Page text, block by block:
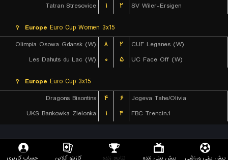
Tatran Stresovice
۱ ۲ SV Wiler-Ersigen
Europe Euro Cup Women 3x15
Olimpia Osowa Gdansk (W)
۸ ۲
CUF Leganes (W)
Les Dahuts du Lac (W)
۰ ۵ UC Face Off (W)
Europe Euro Cup 3x15
Dragons Bisontins
۴ ۶
Jogeva Tahe/Olivia
UKS Bankowka Zielonka
۱ ۴ 1.FBC Trencin
پیش بینی ورزشی پیش بینی زنده نتایج زنده کازینو آنلاین حساب کاربری